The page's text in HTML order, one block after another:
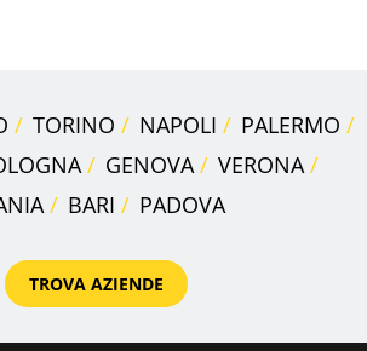
TORINO NAPOLI
PALERMO
GENOVA
VERONA
BARI PADOVA
TROVA AZIENDE